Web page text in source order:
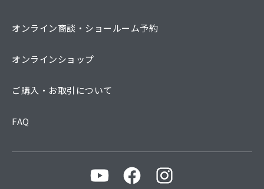
オンライン商談・ショールーム予約
オンラインショップ
ご購入・お取引について
FAQ